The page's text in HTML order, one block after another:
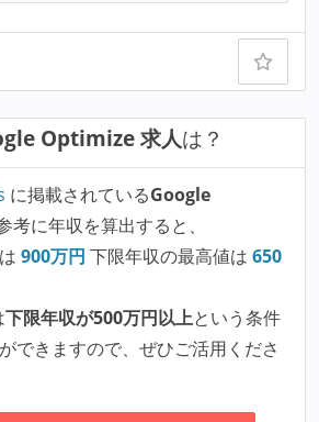
Optimize 求人は？
に掲載されているGoogle
考に年収を算出すると、
900万円 下限年収の最高値は 650
下限年収が500万円以上という条件
できますので、ぜひご活用くださ